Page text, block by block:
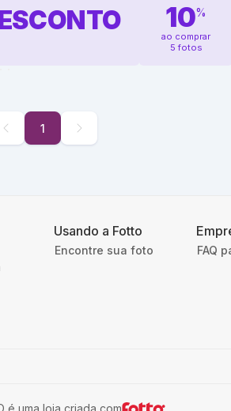
10%
ao comprar
5 fotos
1
Usando a Fotto
Encontre sua foto FAQ
é uma loja criada com